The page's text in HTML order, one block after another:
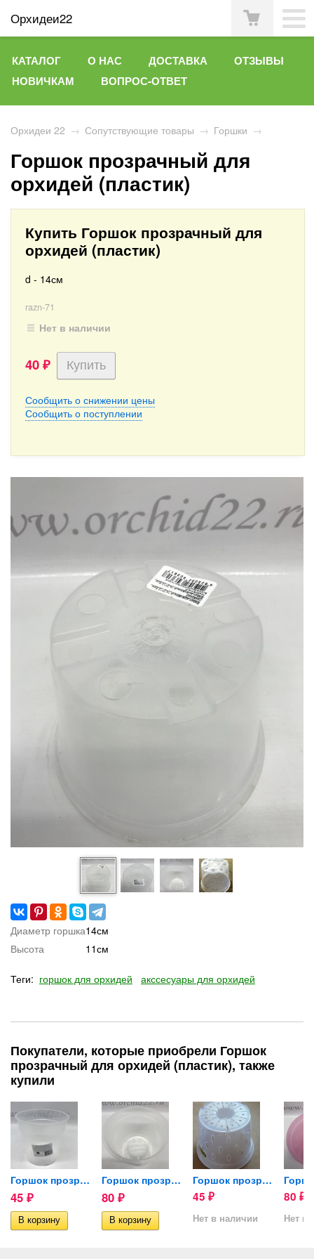
Орхидеи22
КАТАЛОГ О НАС ДОСТАВКА
ОТЗЫВЫ
НОВИЧКАМ
ВОПРОС-ОТВЕТ
Орхидеи 22 → Сопутствующие товары → Горшки →
Горшок прозрачный для
орхидей (пластик)
Купить Горшок прозрачный для
орхидей (пластик)
d - 14см
razn-71
Нет в наличии
40 ₽
Сообщить о снижении цены
Сообщить о поступлении
Диаметр горшка14см
Высота
11см
Теги: горшок для орхидей акссесуары для орхидей
Покупатели, которые приобрели Горшок
прозрачный для орхидей (пластик), также
купили
Горшок прозрачный для...
45 ₽
Горшок прозрачный для...
80 ₽
Горшок прозрачный для...
45 ₽
Нет в наличии
80 ₽
Нет в